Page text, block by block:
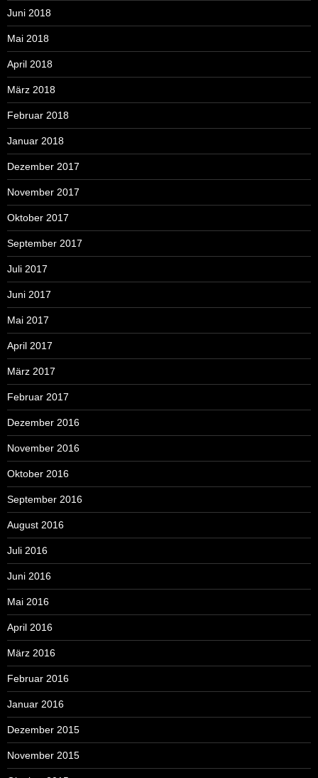
Juni 2018
Mai 2018
April 2018
März 2018
Februar 2018
Januar 2018
Dezember 2017
November 2017
Oktober 2017
September 2017
Juli 2017
Juni 2017
Mai 2017
April 2017
März 2017
Februar 2017
Dezember 2016
November 2016
Oktober 2016
September 2016
August 2016
Juli 2016
Juni 2016
Mai 2016
April 2016
März 2016
Februar 2016
Januar 2016
Dezember 2015
November 2015